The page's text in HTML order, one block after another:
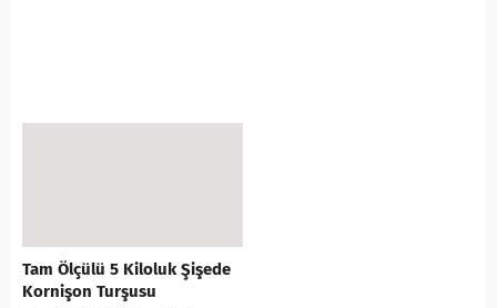
Tam Ölçülü 5 Kiloluk Şişede
Kornişon Turşusu